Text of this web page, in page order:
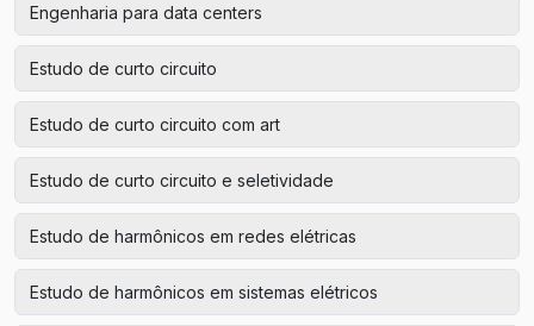
Engenharia para data centers
Estudo de curto circuito
Estudo de curto circuito com art
Estudo de curto circuito e seletividade
Estudo de harmônicos em redes elétricas
Estudo de harmônicos em sistemas elétricos